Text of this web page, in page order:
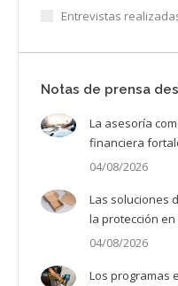
Entrevistas
Notas de prensa
La asesoría
financiera
04/08/2026
Las soluciones
la protección
04/08/2026
Los programas